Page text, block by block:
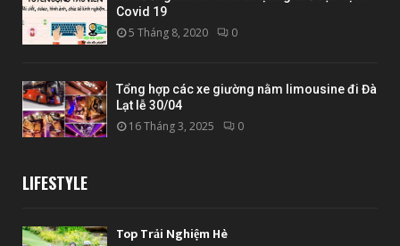
Covid 19
5 Tháng 8, 2020 0
Tổng hợp các xe giường nằm limousine đi Đà
Lạt lễ 30/04
16 Tháng 3, 2025 0
LIFESTYLE
Top Trải Nghiệm Hè